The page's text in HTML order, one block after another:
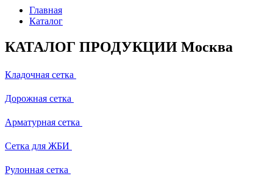
Главная
Каталог
КАТАЛОГ ПРОДУКЦИИ Москва
Кладочная сетка
Дорожная сетка
Арматурная сетка
Сетка для ЖБИ
Рулонная сетка